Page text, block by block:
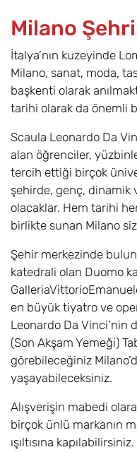
Milano Şehri
İtalya’nın kuzeyinde
Milano, sanat, moda,
başkenti olarak
tarihi olarak da önemli
Scaula Leonardo Da
alan öğrenciler,
tercih ettiği birçok
şehirde, genç, dinamik
olacaklar. Hem tarihi
birlikte sunan Milano
Şehir merkezinde
katedrali olan Duomo
en büyük tiyatro ve
Leonardo Da Vinci’nin
(Son Akşam Yemeği)
görebileceğiniz
yaşayabileceksiniz.
Alışverişin mabedi
birçok ünlü markanın
ışıltısına